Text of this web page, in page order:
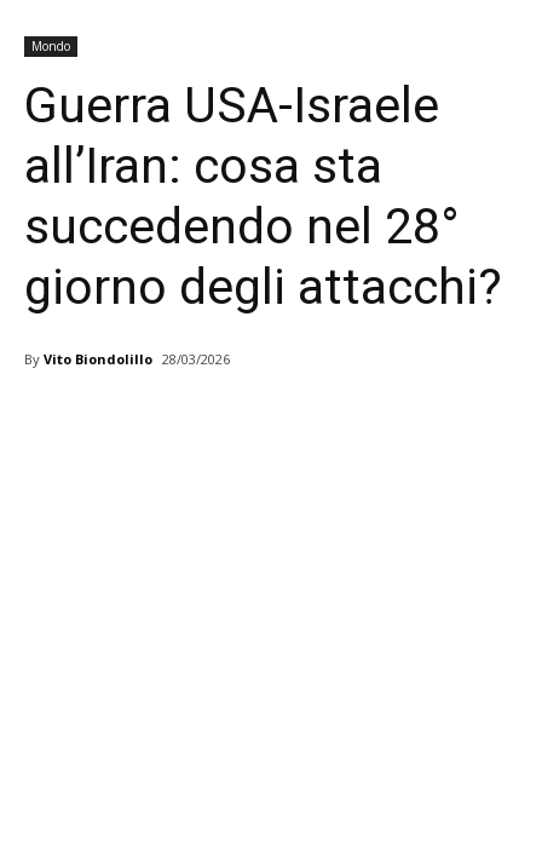
Mondo
Guerra USA-Israele
all’Iran: cosa sta
succedendo nel 28°
giorno degli attacchi?
By Vito Biondolillo 28/03/2026